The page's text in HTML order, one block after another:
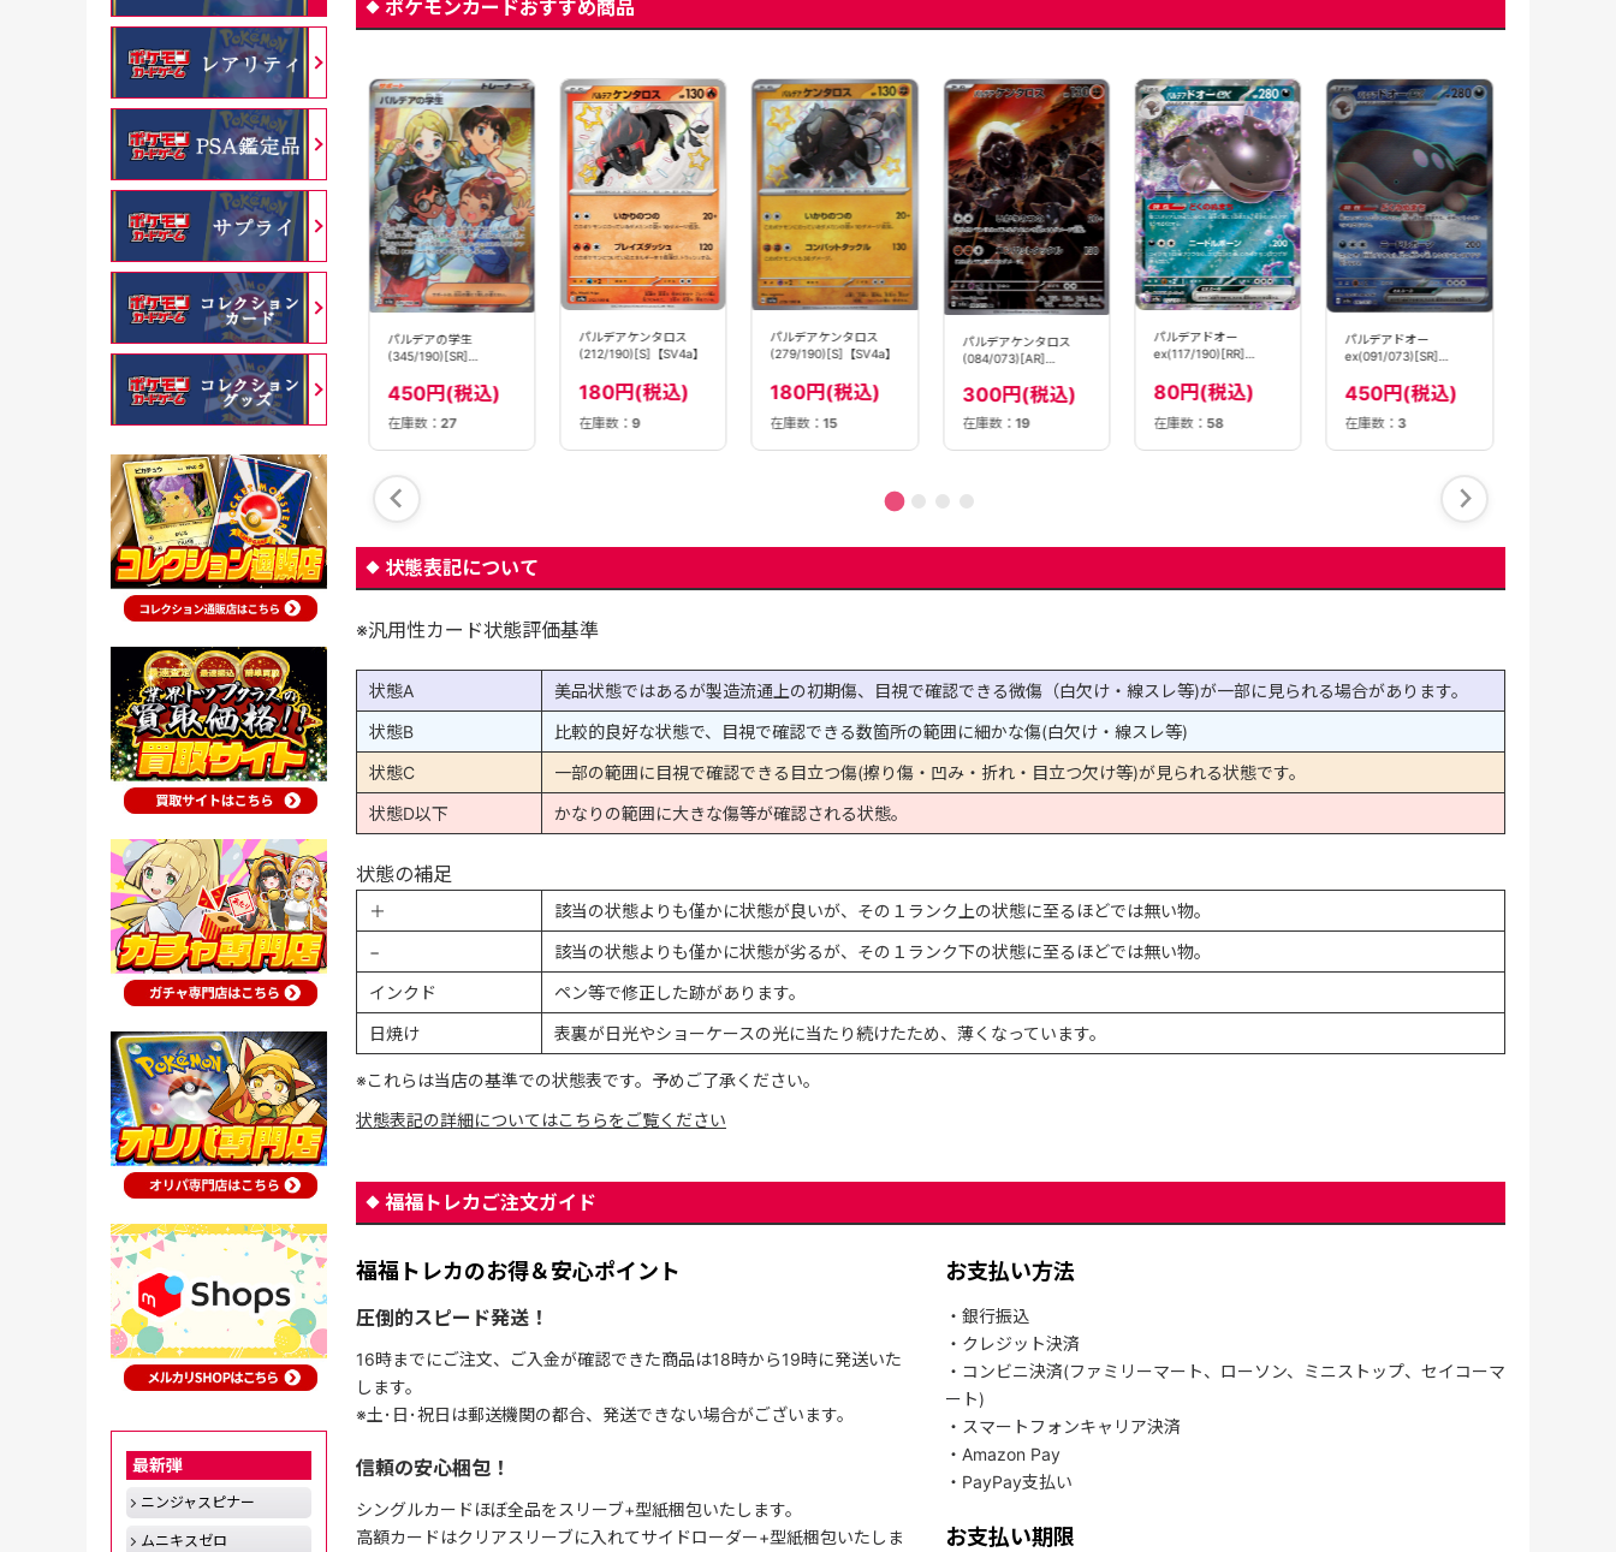
ポケモンカードおすすめ商品
パルデアケンタロス
(223/190)[S]【SV4a】
180円(税込)
在庫数：18
パルデアの学生
(345/190)[SR]
450円(税込)
在庫数： 27
パルデアケンタロス
(212/190)[S]【SV4a】
180円(税込)
在庫数：9
パルデアケンタロス
(279/190)[S]【SV4a】
180円(税込)
在庫数：15
パルデアケンタロス
(084/073)[AR]
300円(税込)
在庫数： 19
パルデアドオー
ex(117/190)[RR]
80円(税込)
在庫数： 58
パルデアドオー
ex(091/073)[SR]
450円(税込)
在庫数： 3
状態表記について
※汎用性カード状態評価基準
状態A
美品状態ではあるが製造流通上の初期傷、目視で確認できる微傷（白欠け・線スレ等)が一部に見られる場合があります。
状態B
比較的良好な状態で、目視で確認できる数箇所の範囲に細かな傷(白欠け・線スレ等)
状態C
一部の範囲に目視で確認できる目立つ傷(擦り傷・凹み・折れ・目立つ欠け等)が見られる状態です。
状態D以下
かなりの範囲に大きな傷等が確認される状態。
状態の補足
＋
該当の状態よりも僅かに状態が良いが、その１ランク上の状態に至るほどでは無い物。
−
該当の状態よりも僅かに状態が劣るが、その１ランク下の状態に至るほどでは無い物。
インクド
ペン等で修正した跡があります。
日焼け
表裏が日光やショーケースの光に当たり続けたため、薄くなっています。
※これらは当店の基準での状態表です。予めご了承ください。
状態表記の詳細についてはこちらをご覧ください
福福トレカご注文ガイド
福福トレカのお得＆安心ポイント
圧倒的スピード発送！
16時までにご注文、ご入金が確認できた商品は18時から19時に発送いた
します。
※土･日･祝日は郵送機関の都合、発送できない場合がございます。
信頼の安心梱包！
シングルカードほぼ全品をスリーブ+型紙梱包いたします。
高額カードはクリアスリーブに入れてサイドローダー+型紙梱包いたしま
お支払い方法
・銀行振込
・クレジット決済
・コンビニ決済(ファミリーマート、ローソン、ミニストップ、セイコーマ
ート)
・スマートフォンキャリア決済
・Amazon Pay
・PayPay支払い
お支払い期限
最新弾
ニンジャスピナー
ムニキスゼロ